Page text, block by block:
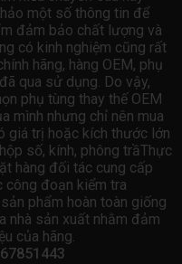
một số thông tin để
đảm bảo chất lượng và
có kinh nghiệm cũng rất
hãng, hàng OEM, phụ
qua sử dụng. Do vậy,
phụ tùng thay thế OEM
mình nhưng chỉ nên mua
giá trị hoặc kích thước lớn
số, kính, phông trầThực
hàng đối tác cung cấp
công đoạn kiểm tra
phẩm hoàn toàn giống
nhà sản xuất nhằm đảm
của hãng.